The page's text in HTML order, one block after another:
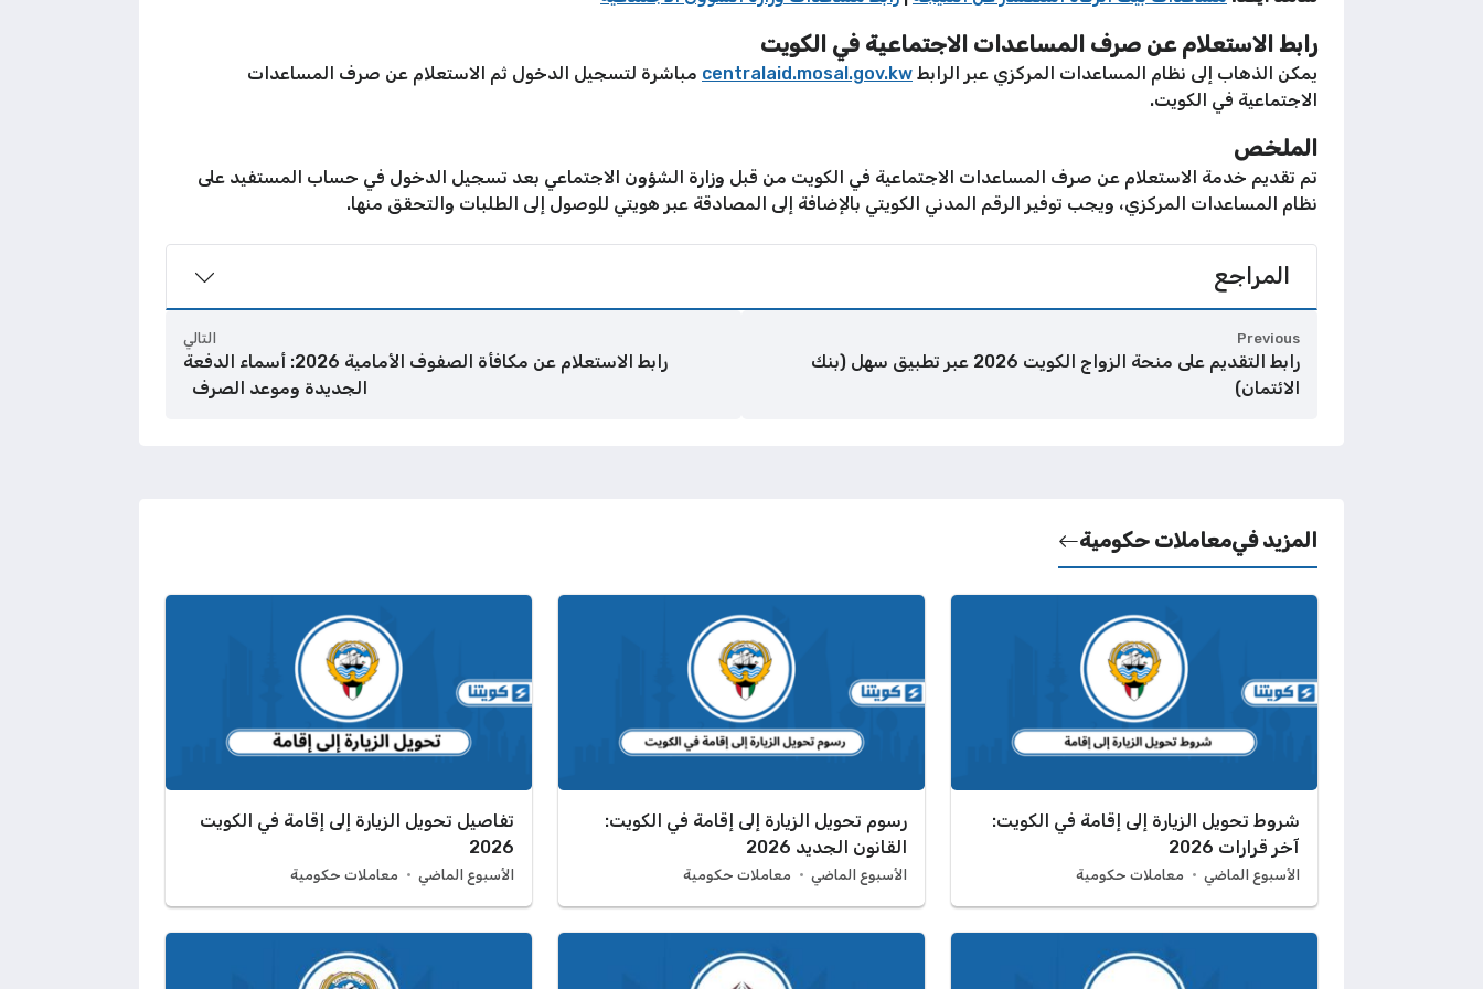
رابط الاستعلام عن صرف المساعدات الاجتماعية في الكويت
يمكن الذهاب إلى نظام المساعدات المركزي عبر الرابط centralaid.mosal.gov.kw مباشرة لتسجيل الدخول ثم الاستعلام عن صرف المساعدات
الاجتماعية في الكويت.
الملخص
تم تقديم خدمة الاستعلام عن صرف المساعدات الاجتماعية في الكويت من قبل وزارة الشؤون الاجتماعي بعد تسجيل الدخول في حساب المستفيد على
نظام المساعدات المركزي، ويجب توفير الرقم المدني الكويتي بالإضافة إلى المصادقة عبر هويتي للوصول إلى الطلبات والتحقق منها.
المراجع
Previous
رابط التقديم على منحة الزواج الكويت 2026 عبر تطبيق سهل (بنك
الائتمان)
التالي
رابط الاستعلام عن مكافأة الصفوف الأمامية 2026: أسماء الدفعة
الجديدة وموعد الصرف
المزيد فيمعاملات حكومية
شروط تحويل الزيارة إلى إقامة في الكويت:
آخر قرارات 2026
الأسبوع الماضي معاملات حكومية
رسوم تحويل الزيارة إلى إقامة في الكويت:
القانون الجديد 2026
الأسبوع الماضي معاملات حكومية
تفاصيل تحويل الزيارة إلى إقامة في الكويت
2026
الأسبوع الماضي معاملات حكومية